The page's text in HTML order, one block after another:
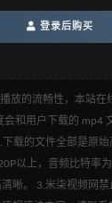
登录后购买
放的流畅性，本站在
会和用户下载的 mp4
载的文件全部是原
以上，音频比特率
晰。 3.米柒视频网